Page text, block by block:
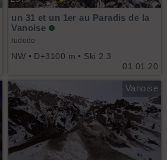
01.01.20
un 31 et un 1er au Paradis de la
Vanoise
ludodo
NW • D+3100 m • Ski 2.3
Vanoise